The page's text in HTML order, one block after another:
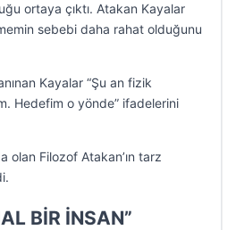
ortaya çıktı. Atakan Kayalar
sebebi daha rahat olduğunu
Kayalar “Şu an fizik
Hedefim o yönde” ifadelerini
olan Filozof Atakan’ın tarz
BİR İNSAN”